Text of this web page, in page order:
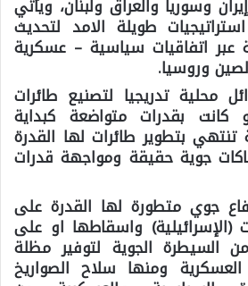
وسوريا والعراق ولبنان، ويأتي
طويلة الامد لتحديث
عبر اتفاقيات سياسية – عسكرية
وروسيا.
محلية تدريجيا لتصنيع طائرات
كانت بقدرات متواضعة كبداية
تنتهي بتطوير طائرات لها القدرة
جوية حقيقة ومواجهة قدرات
جوي متطورة لها القدرة على
(الإسرائيلية) واسقاطها او على
السيطرة الجوية لتوفير مظلة
ومنها سلاح الصواريخ